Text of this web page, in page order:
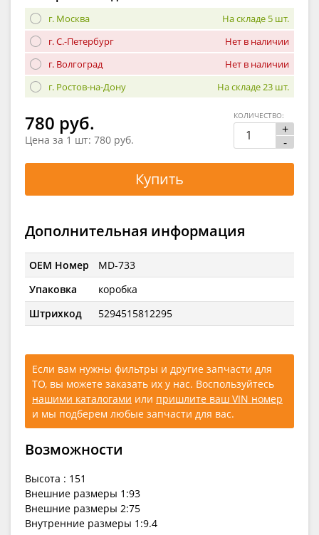
г. Москва
На складе 5 шт.
г. С.-Петербург
Нет в наличии
г. Волгоград
Нет в наличии
г. Ростов-на-Дону
На складе 23 шт.
780 руб.
Цена за 1 шт: 780 руб.
+
-
КОЛИЧЕСТВО:
Купить
Дополнительная информация
OEM Номер
MD-733
Упаковка
коробка
Штрихкод
5294515812295
Если вам нужны фильтры и другие запчасти для
ТО, вы можете заказать их у нас. Воспользуйтесь
нашими каталогами или пришлите ваш VIN номер
и мы подберем любые запчасти для вас.
Возможности
Высота : 151
Внешние размеры 1:93
Внешние размеры 2:75
Внутренние размеры 1:9.4